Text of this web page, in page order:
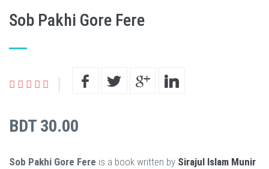
Sob Pakhi Gore Fere
BDT 30.00
Sob Pakhi Gore Fere is a book written by Sirajul Islam Munir